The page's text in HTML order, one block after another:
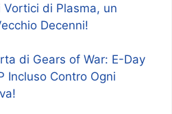
Vortici di Plasma, un
Decenni!
di Gears of War: E-Day
Incluso Contro Ogni